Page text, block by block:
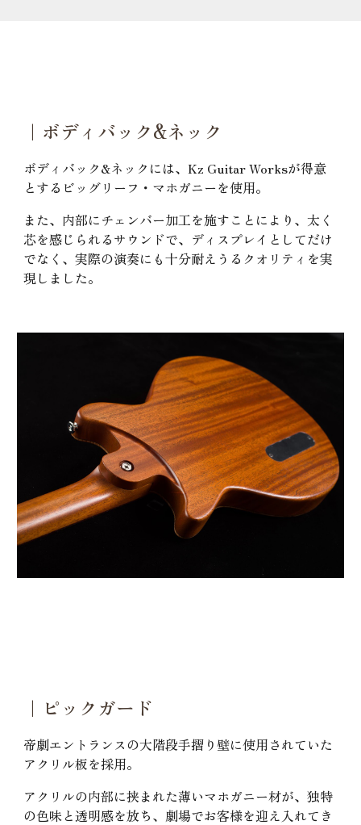
｜ボディバック&ネック
ボディバック&ネックには、Kz Guitar Worksが得意
とするビッグリーフ・マホガニーを使用。
また、内部にチェンバー加工を施すことにより、太く
芯を感じられるサウンドで、ディスプレイとしてだけ
でなく、実際の演奏にも十分耐えうるクオリティを実
現しました。
｜ピックガード
帝劇エントランスの大階段手摺り壁に使用されていた
アクリル板を採用。
アクリルの内部に挟まれた薄いマホガニー材が、独特
の色味と透明感を放ち、劇場でお客様を迎え入れてき